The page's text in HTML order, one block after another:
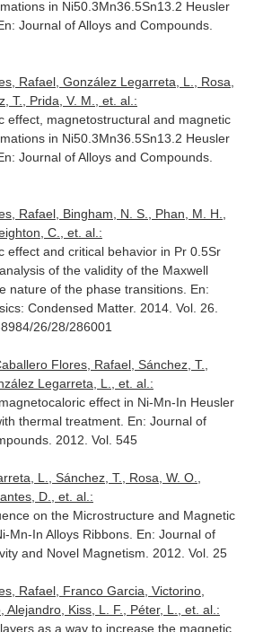
in Ni50.3Mn36.5Sn13.2 Heusler
Journal of Alloys and Compounds.
Rafael, González Legarreta, L., Rosa,
T., Prida, V. M., et. al.:
effect, magnetostructural and magnetic
in Ni50.3Mn36.5Sn13.2 Heusler
Journal of Alloys and Compounds.
Rafael, Bingham, N. S., Phan, M. H.,
C., et. al.:
effect and critical behavior in Pr 0.5Sr
of the validity of the Maxwell
nature of the phase transitions. En:
Condensed Matter. 2014. Vol. 26.
26/28/286001
Flores, Rafael, Sánchez, T.,
Legarreta, L., et. al.:
effect in Ni-Mn-In Heusler
thermal treatment. En: Journal of
. 2012. Vol. 545
L., Sánchez, T., Rosa, W. O.,
D., et. al.:
on the Microstructure and Magnetic
Mn-In Alloys Ribbons. En: Journal of
and Novel Magnetism . 2012. Vol. 25
Rafael, Franco Garcia, Victorino,
Alejandro, Kiss, L. F., Péter, L., et. al.:
as a way to increase the magnetic